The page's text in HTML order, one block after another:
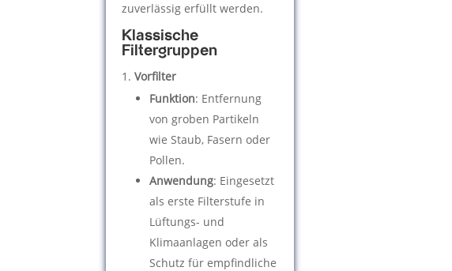
zuverlässig erfüllt werden.
Klassische
Filtergruppen
Vorfilter
Funktion: Entfernung
von groben Partikeln
wie Staub, Fasern oder
Pollen.
Anwendung: Eingesetzt
als erste Filterstufe in
Lüftungs- und
Klimaanlagen oder als
Schutz für empfindliche